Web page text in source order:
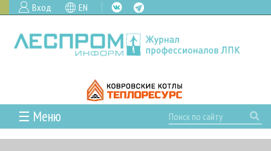
Вход EN
☰ Меню
ГЛАВНАЯ